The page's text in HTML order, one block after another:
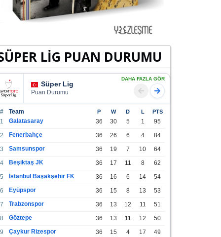
LİG PUAN DURUMU
Süper Lig
Puan Durumu
DAHA FAZLA GÖR
# Team P W D L PTS
1 Galatasaray 36 30 5 1
95
2
Fenerbahçe 36 26 6 4
84
3
Samsunspor 36 19 7 10
64
4
Beşiktaş JK 36 17 11 8
62
5
İstanbul Başakşehir FK 36 16 6 14
54
6
Eyüpspor 36 15 8 13
53
7
Trabzonspor 36 13 12 11
51
8
Göztepe 36 13 11 12
50
9
Çaykur Rizespor 36 15 4 17 49